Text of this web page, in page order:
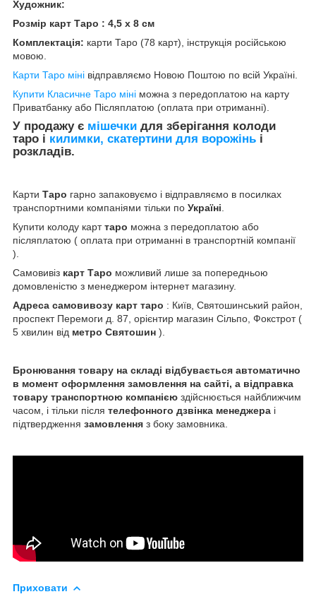
Художник:
Розмір карт Таро : 4,5 х 8 см
Комплектація: карти Таро (78 карт), інструкція російською
мовою.
Карти Таро міні відправляємо Новою Поштою по всій Україні.
Купити Класичне Таро міні можна з передоплатою на карту
Приватбанку або Післяплатою (оплата при отриманні).
У продажу є мішечки для зберігання колоди
таро і килимки, скатертини для ворожінь і
розкладів.
Карти Таро гарно запаковуємо і відправляємо в посилках
транспортними компаніями тільки по Україні
Купити колоду карттаро можна з передоплатою або
післяплатою ( оплата при отриманні в транспортній компанії
).
Самовивіз карт Таро можливий лише за попередньою
домовленістю з менеджером інтернет магазину.
Адреса самовивозу карт таро : Київ, Святошинський район,
проспект Перемоги д. 87, орієнтир магазин Сільпо, Фокстрот (
5 хвилин від метро Святошин ).
Бронювання товару на складі відбувається автоматично
в момент оформлення замовлення на сайті, а відправка
товару транспортною компанією здійснюється найближчим
часом, і тільки після телефонного дзвінка менеджера і
підтвердження замовлення з боку замовника.
Приховати